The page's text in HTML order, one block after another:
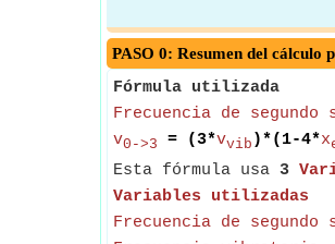
PASO 0: Resumen del cálculo
Fórmula utilizada
Frecuencia de segundo
v0->3 = (3*vvib )*(1-4*x
Esta fórmula usa 3
Variables utilizadas
Frecuencia de segundo